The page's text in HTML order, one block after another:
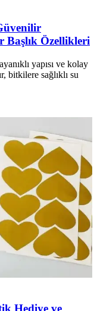
Başlık Özellikleri
yapısı ve kolay
bitkilere sağlıklı su
Hediye ve